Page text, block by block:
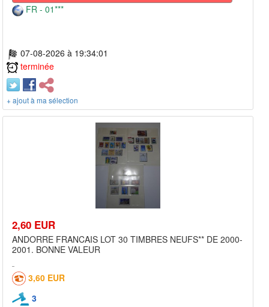
FR - 01***
07-08-2026 à 19:34:01
terminée
+ ajout à ma sélection
2,60 EUR
ANDORRE FRANCAIS LOT 30 TIMBRES NEUFS** DE 2000-
2001. BONNE VALEUR
3,60 EUR
3